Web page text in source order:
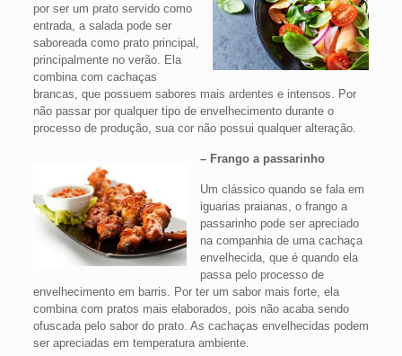
por ser um prato servido como
entrada, a salada pode ser
saboreada como prato principal,
principalmente no verão. Ela
combina com cachaças
brancas, que possuem sabores mais ardentes e intensos. Por
não passar por qualquer tipo de envelhecimento durante o
processo de produção, sua cor não possui qualquer alteração.
– Frango a passarinho
Um clássico quando se fala em
iguarias praianas, o frango a
passarinho pode ser apreciado
na companhia de uma cachaça
envelhecida, que é quando ela
passa pelo processo de
envelhecimento em barris. Por ter um sabor mais forte, ela
combina com pratos mais elaborados, pois não acaba sendo
ofuscada pelo sabor do prato. As cachaças envelhecidas podem
ser apreciadas em temperatura ambiente.